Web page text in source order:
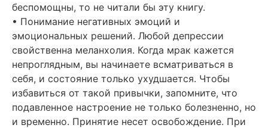
беспомощны, то не читали бы эту книгу.
• Понимание негативных эмоций и
эмоциональных решений. Любой депрессии
свойственна меланхолия. Когда мрак кажется
непроглядным, вы начинаете всматриваться в
себя, и состояние только ухудшается. Чтобы
избавиться от такой привычки, запомните, что
подавленное настроение не только болезненно, но
и временно. Принятие несет освобождение. При